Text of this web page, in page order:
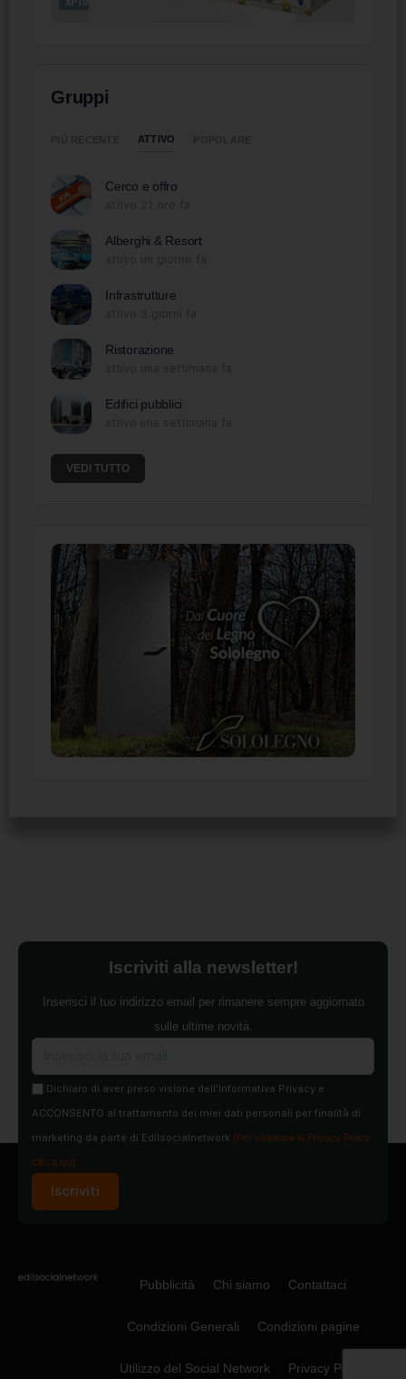
Gruppi
ATTIVO
Cerco e offro
Alberghi & Resort
Infrastrutture
Ristorazione
Edifici pubblici
VEDI TUTTO
Iscriviti alla newsletter!
Inserisci il tuo indirizzo email per rimanere sempre aggiornato
sulle ultime novità.
Dichiaro di aver preso visione dell'Informativa Privacy e
ACCONSENTO al trattamento dei miei dati personali per finalità di
marketing da parte di Edilsocialnetwork (Per visionare la Privacy Policy
clicca qui).
Iscriviti
Pubblicità Chi siamo Contattaci
Condizioni Generali Condizioni pagine
Utilizzo del Social Network Privacy Policy